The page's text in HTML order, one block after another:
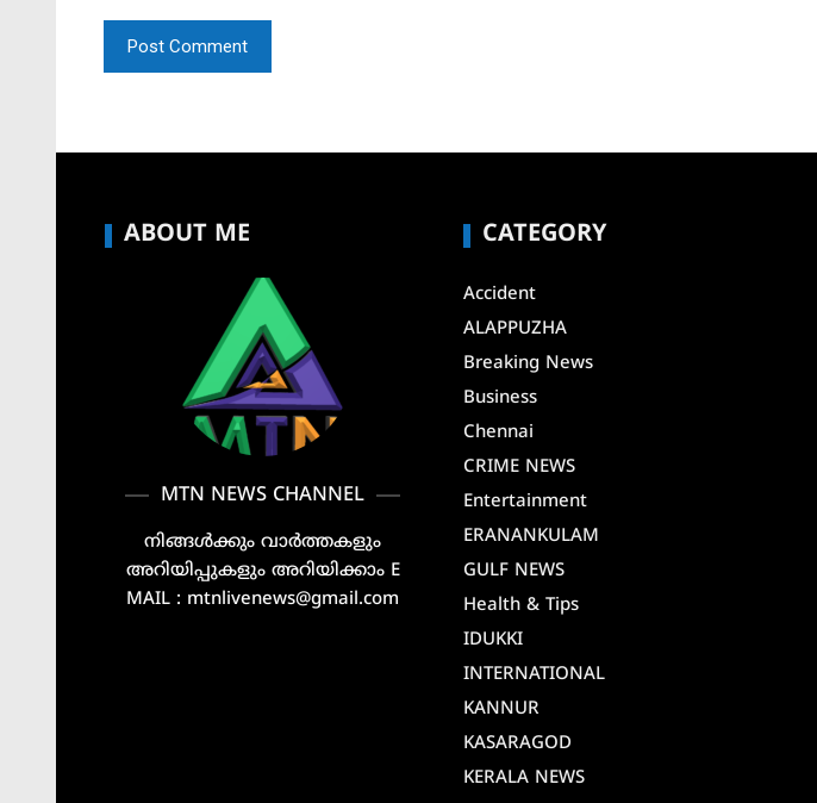
ABOUT ME
MTN NEWS CHANNEL
നിങ്ങൾക്കും വാർത്തകളും
അറിയിപ്പുകളും അറിയിക്കാം E
MAIL : mtnlivenews@gmail.com
CATEGORY
Accident
ALAPPUZHA
Breaking News
Business
Chennai
CRIME NEWS
Entertainment
ERANANKULAM
GULF NEWS
Health & Tips
IDUKKI
INTERNATIONAL
KANNUR
KASARAGOD
KERALA NEWS